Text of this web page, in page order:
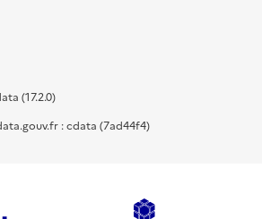
(17.2.0)
: cdata (7ad44f4)